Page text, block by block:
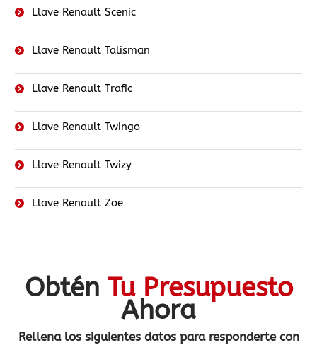
Llave Renault Scenic
Llave Renault Talisman
Llave Renault Trafic
Llave Renault Twingo
Llave Renault Twizy
Llave Renault Zoe
Obtén Tu Presupuesto
Ahora
Rellena los siguientes datos para responderte con